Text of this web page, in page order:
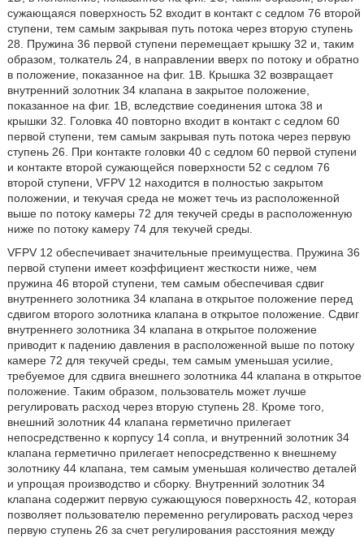
сужающаяся поверхность 52 входит в контакт с седлом 76 второй
ступени, тем самым закрывая путь потока через вторую ступень
28. Пружина 36 первой ступени перемещает крышку 32 и, таким
образом, толкатель 24, в направлении вверх по потоку и обратно
в положение, показанное на фиг. 1B. Крышка 32 возвращает
внутренний золотник 34 клапана в закрытое положение,
показанное на фиг. 1B, вследствие соединения штока 38 и
крышки 32. Головка 40 повторно входит в контакт с седлом 60
первой ступени, тем самым закрывая путь потока через первую
ступень 26. При контакте головки 40 с седлом 60 первой ступени
и контакте второй сужающейся поверхности 52 с седлом 76
второй ступени, VFPV 12 находится в полностью закрытом
положении, и текучая среда не может течь из расположенной
выше по потоку камеры 72 для текучей среды в расположенную
ниже по потоку камеру 74 для текучей среды.
VFPV 12 обеспечивает значительные преимущества. Пружина 36
первой ступени имеет коэффициент жесткости ниже, чем
пружина 46 второй ступени, тем самым обеспечивая сдвиг
внутреннего золотника 34 клапана в открытое положение перед
сдвигом второго золотника клапана в открытое положение. Сдвиг
внутреннего золотника 34 клапана в открытое положение
приводит к падению давления в расположенной выше по потоку
камере 72 для текучей среды, тем самым уменьшая усилие,
требуемое для сдвига внешнего золотника 44 клапана в открытое
положение. Таким образом, пользователь может лучше
регулировать расход через вторую ступень 28. Кроме того,
внешний золотник 44 клапана герметично прилегает
непосредственно к корпусу 14 сопла, и внутренний золотник 34
клапана герметично прилегает непосредственно к внешнему
золотнику 44 клапана, тем самым уменьшая количество деталей
и упрощая производство и сборку. Внутренний золотник 34
клапана содержит первую сужающуюся поверхность 42, которая
позволяет пользователю переменно регулировать расход через
первую ступень 26 за счет регулирования расстояния между